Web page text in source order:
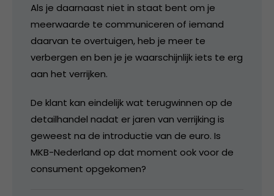
Als je daarnaast niet in staat bent om je
meerwaarde te communiceren of iemand
daarvan te overtuigen, heb je meer te
verbergen en ben je je waarschijnlijk iets te erg
aan het verrijken.
De klant kan eindelijk wat terugwinnen op de
detailhandel nadat er jaren van verrijking is
geweest na de introductie van de euro. Is
MKB-Nederland op dat moment ook voor de
consument opgekomen?